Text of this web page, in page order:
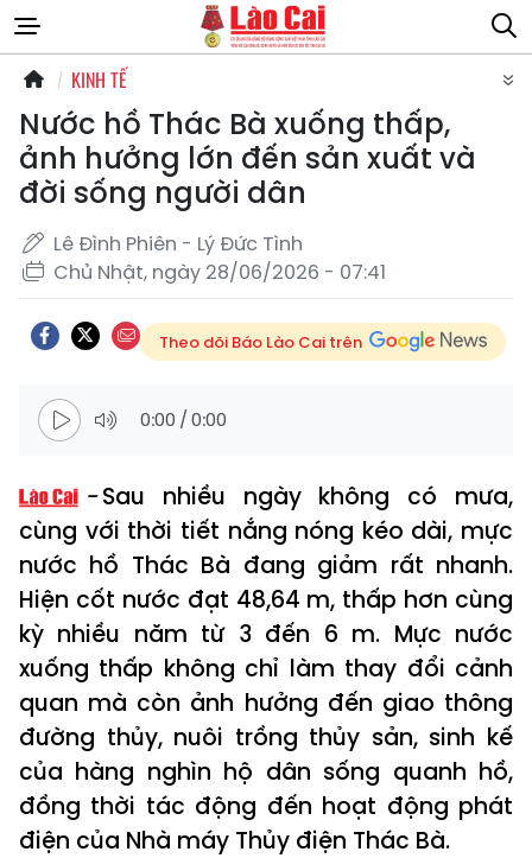
KINH TẾ
Nước hồ Thác Bà xuống thấp,
ảnh hưởng lớn đến sản xuất và
đời sống người dân
Lê Đình Phiên - Lý Đức Tình
Chủ Nhật, ngày 28/06/2026 - 07:41
Theo dõi Báo Lào Cai trên
0:00 /0:00
Sau nhiều ngày không có mưa,
cùng với thời tiết nắng nóng kéo dài, mực
nước hồ Thác Bà đang giảm rất nhanh.
Hiện cốt nước đạt 48,64 m, thấp hơn cùng
kỳ nhiều năm từ 3 đến 6 m. Mực nước
xuống thấp không chỉ làm thay đổi cảnh
quan mà còn ảnh hưởng đến giao thông
đường thủy, nuôi trồng thủy sản, sinh kế
của hàng nghìn hộ dân sống quanh hồ,
đồng thời tác động đến hoạt động phát
điện của Nhà máy Thủy điện Thác Bà.